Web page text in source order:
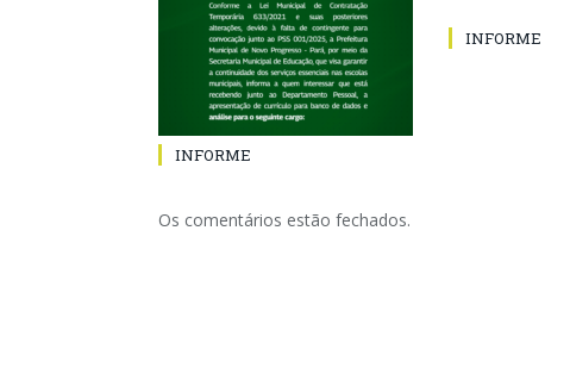
INFORME
INFORME
Os comentários estão fechados.